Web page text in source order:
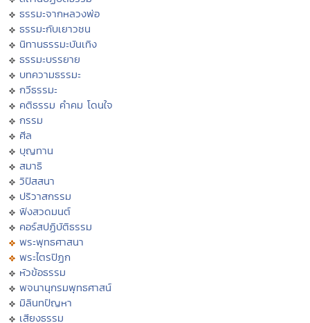
ธรรมะจากหลวงพ่อ
ธรรมะกับเยาวชน
นิทานธรรมะบันเทิง
ธรรมะบรรยาย
บทความธรรมะ
กวีธรรมะ
คติธรรม คำคม โดนใจ
กรรม
ศีล
บุญทาน
สมาธิ
วิปัสสนา
ปริวาสกรรม
ฟังสวดมนต์
คอร์สปฏิบัติธรรม
พระพุทธศาสนา
พระไตรปิฏก
หัวข้อธรรม
พจนานุกรมพุทธศาสน์
มิลินทปัญหา
เสียงธรรม